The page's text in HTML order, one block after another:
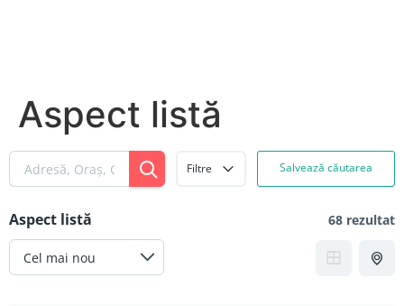
Aspect listă
Filtre Salvează căutarea
Aspect listă 68 rezultat